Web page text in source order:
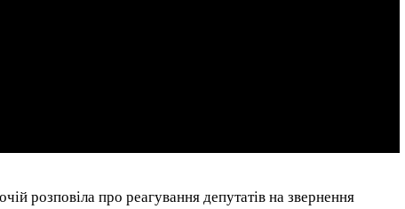
розповіла про реагування депутатів на звернення